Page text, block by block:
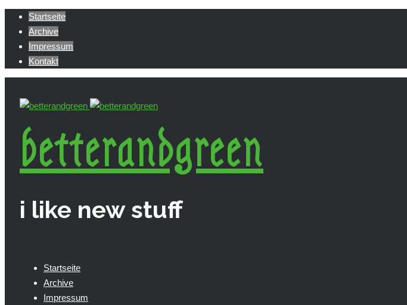
Startseite
Archive
Impressum
Kontakt
betterandgreen
i like new stuff
Startseite
Archive
Impressum